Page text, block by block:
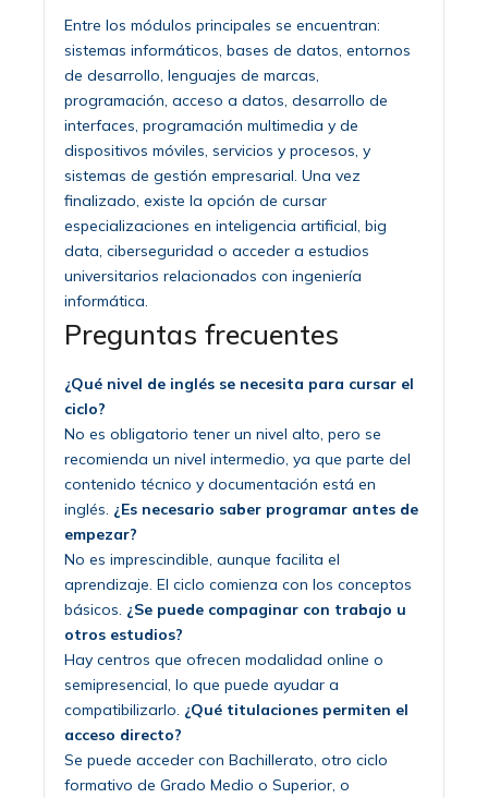
Entre los módulos principales se encuentran:
sistemas informáticos, bases de datos, entornos
de desarrollo, lenguajes de marcas,
programación, acceso a datos, desarrollo de
interfaces, programación multimedia y de
dispositivos móviles, servicios y procesos, y
sistemas de gestión empresarial. Una vez
finalizado, existe la opción de cursar
especializaciones en inteligencia artificial, big
data, ciberseguridad o acceder a estudios
universitarios relacionados con ingeniería
informática.
Preguntas frecuentes
¿Qué nivel de inglés se necesita para cursar el
ciclo?
No es obligatorio tener un nivel alto, pero se
recomienda un nivel intermedio, ya que parte del
contenido técnico y documentación está en
inglés. ¿Es necesario saber programar antes de
empezar?
No es imprescindible, aunque facilita el
aprendizaje. El ciclo comienza con los conceptos
básicos. ¿Se puede compaginar con trabajo u
otros estudios?
Hay centros que ofrecen modalidad online o
semipresencial, lo que puede ayudar a
compatibilizarlo. ¿Qué titulaciones permiten el
acceso directo?
Se puede acceder con Bachillerato, otro ciclo
formativo de Grado Medio o Superior, o